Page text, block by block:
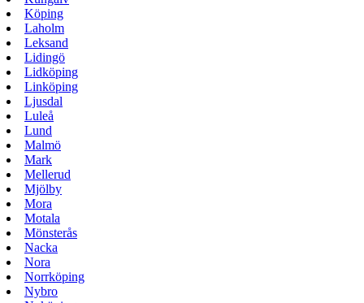
Köping
Laholm
Leksand
Lidingö
Lidköping
Linköping
Ljusdal
Luleå
Lund
Malmö
Mark
Mellerud
Mjölby
Mora
Motala
Mönsterås
Nacka
Nora
Norrköping
Nybro